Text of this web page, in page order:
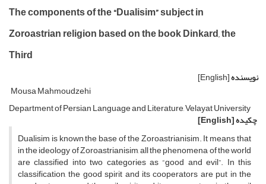
The components of the “Dualisim” subject in
Zoroastrian religion based on the book Dinkard, the
Third
نویسنده[English]
Mousa Mahmoudzehi
Department of Persian Language and Literature, Velayat University
چکیده[English]
Dualisim is known the base of the Zoroastrianisim. It means that
in the ideology of Zoroastrianisim, all the phenomena of the world
are classified into two categories as “good and evil”. In this
classification, the good spirit and its cooperators are put in the